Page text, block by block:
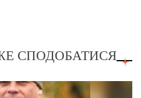
СПОДОБАТИСЯ